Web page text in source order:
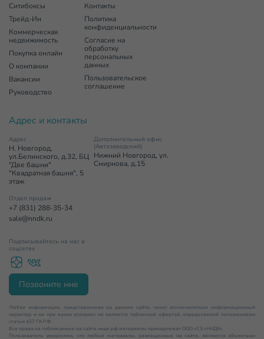
Ситибоксы
Трейд-Ин
Коммерческая
недвижимость
Покупка онлайн
О компании
Вакансии
Руководство
Контакты
Политика
конфиденциальности
Согласие на
обработку
персональных
данных
Пользовательское
соглашение
Адрес и контакты
Адрес
Н. Новгород,
ул.Белинского, д.32, БЦ
"Две башни"
"Квадратная башня", 5
этаж
Дополнительный офис
(Автозаводский)
Нижний Новгород, ул.
Смирнова, д.15
Отдел продаж
+7 (831) 288-35-34
sale@nndk.ru
Подписывайтесь на нас в
соцсетях
Позвоните мне
Любая информация, представленная на данном сайте, носит исключительно информационный
характер и ни при каких условиях не является публичной офертой, определяемой положениями
статьи 437 ГК РФ.
Все права на публикуемые на сайте нндк.рф материалы принадлежат ООО «СЗ «ННДК».
Пользователь уведомлен, что любые материалы, размещенные на сайте, являются объектами